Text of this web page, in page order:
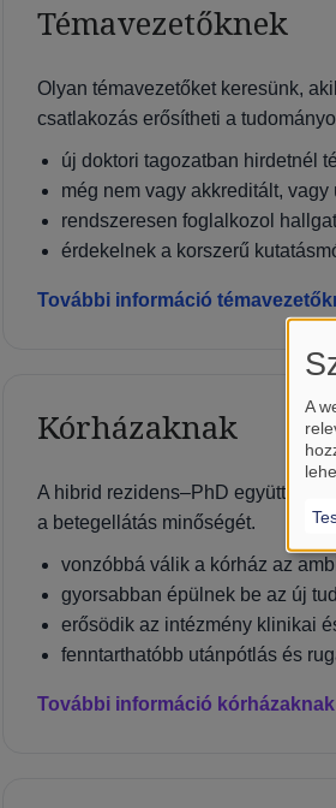
Témavezetőknek
Olyan témavezetőket keresünk,
csatlakozás erősítheti a
új doktori tagozatban hirdetnél
még nem vagy akkreditált,
rendszeresen foglalkozol
érdekelnek a korszerű
További információ
Kórházaknak
A hibrid rezidens–PhD
a betegellátás minőségét.
vonzóbbá válik a kórház az
gyorsabban épülnek be az új
erősödik az intézmény klinikai
fenntarthatóbb utánpótlás és
További információ
A